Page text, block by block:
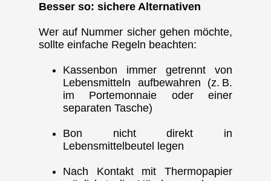
Besser so: sichere Alternativen
Wer auf Nummer sicher gehen möchte,
sollte einfache Regeln beachten:
Kassenbon immer getrennt von
Lebensmitteln aufbewahren (z. B.
im Portemonnaie oder einer
separaten Tasche)
Bon nicht direkt in
Lebensmittelbeutel legen
Nach Kontakt mit Thermopapier